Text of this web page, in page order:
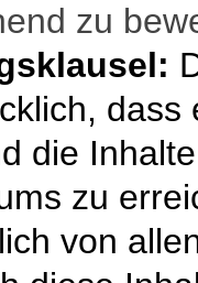
zu
die
zu
von